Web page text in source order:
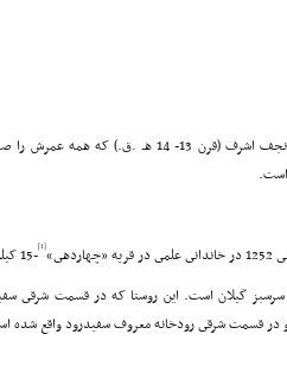
یکى از عالمان نامدار حوزه کهن سال نجف اشرف
[1] -15 کیلومترى آستانه اشرفیه- دیده به جهان گشود.
گیلان است. این روستا که در قسمت شرقى
در قسمت شرقى رودخانه معروف سفیدرود واقع شده